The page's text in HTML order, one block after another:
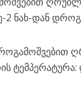
2 ნახ-დან